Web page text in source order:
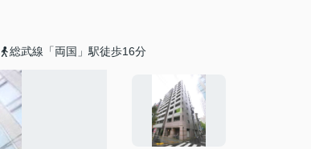
総武線「両国」駅徒歩16分